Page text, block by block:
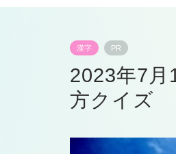
漢字 PR
2023年7
方クイズ